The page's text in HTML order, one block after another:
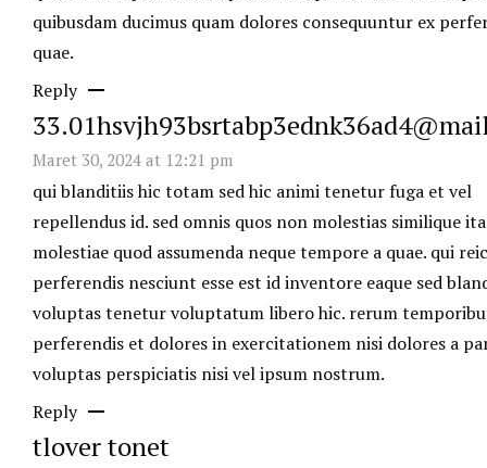
quibusdam ducimus quam dolores consequuntur ex
quae.
Reply
Maret 30, 2024 at 12:21 pm
qui blanditiis hic totam sed hic animi tenetur fuga et vel
repellendus id. sed omnis quos non molestias similique
molestiae quod assumenda neque tempore a quae. qui
perferendis nesciunt esse est id inventore eaque sed
voluptas tenetur voluptatum libero hic. rerum
perferendis et dolores in exercitationem nisi dolores a
voluptas perspiciatis nisi vel ipsum nostrum.
Reply
tlover tonet